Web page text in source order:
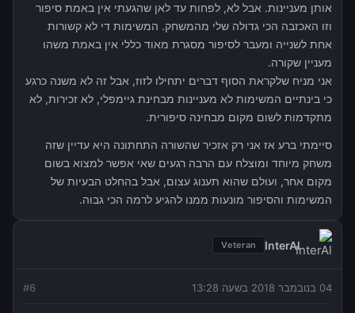
אותן מעניינות. אבל לא, לפחות עד לאן שהגעתי אין באמת סיפור
וזו האכזבה הכי גדולה שלי מהמשחק. המשימות די לא קשורות
אחת לשנייה ומעבר לסיפור מסגרת מאוד כללי אין באמת משהו
מעניין שקורה.
אני מניח שלקראת הסוף דברים יתחילו לזוז, אבל זה לא משנה כרגע
כי בינתיים המשימות לא מעניינות מבחינת גיימפלי, לא זכירות, לא
מתקדמות לשום מקום מבחינה סיפורית.
סיימתי ברע אז אני רק אזכיר שהשורה התחתונה היא עדיין שזה
משחק מיוחד ומוצלח עם הרבה רגעים שאי אפשר למצוא בשום
מקום אחר, ועולם שהוא תענוג עצום, אבל בהחלט הבעיות של
המשימות והסיפור מונעות ממנו להגיע לרמה הכי גבוה.
InterAl
Veteran
04 בנובמבר 2018 בשעה 13:28 #6